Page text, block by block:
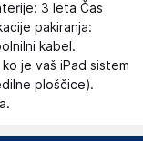
3 leta Čas
pakiranja:
kabel.
je vaš iPad sistem
ploščice).